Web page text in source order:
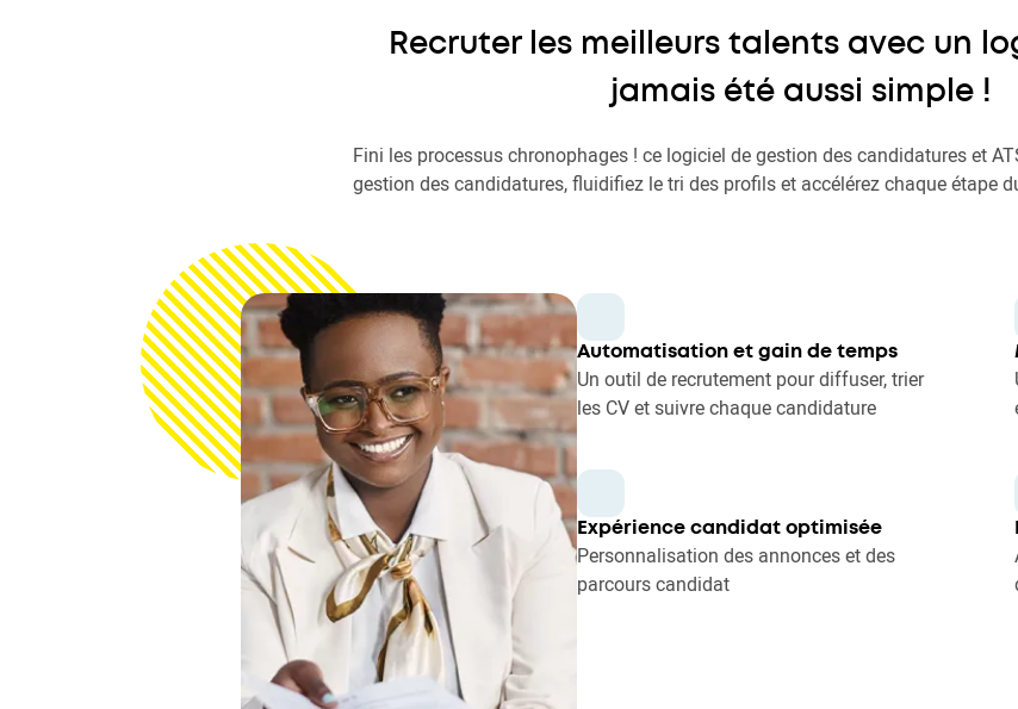
Recruter les meilleurs talents avec un
jamais été aussi simple !
Fini les processus chronophages ! ce logiciel de gestion des candidatures et
gestion des candidatures, fluidifiez le tri des profils et accélérez chaque étape
Automatisation et gain de temps
Un outil de recrutement pour diffuser, trier
les CV et suivre chaque candidature
Expérience candidat optimisée
Personnalisation des annonces et des
parcours candidat